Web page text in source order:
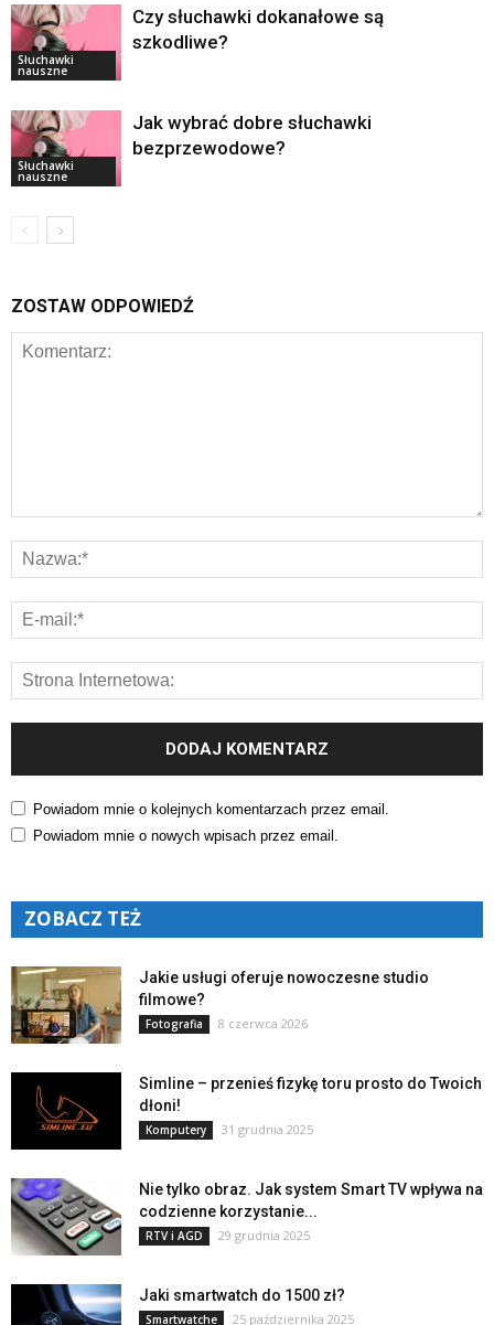
Słuchawki
nauszne
Czy słuchawki dokanałowe są
szkodliwe?
Słuchawki
nauszne
Jak wybrać dobre słuchawki
bezprzewodowe?
ZOSTAW ODPOWIEDŹ
Powiadom mnie o kolejnych komentarzach przez email.
Powiadom mnie o nowych wpisach przez email.
ZOBACZ TEŻ
Jakie usługi oferuje nowoczesne studio
filmowe?
Fotografia 8 czerwca 2026
Simline – przenieś fizykę toru prosto do Twoich
dłoni!
Komputery 31 grudnia 2025
Nie tylko obraz. Jak system Smart TV wpływa na
codzienne korzystanie...
RTV i AGD 29 grudnia 2025
Jaki smartwatch do 1500 zł?
Smartwatche 25 października 2025